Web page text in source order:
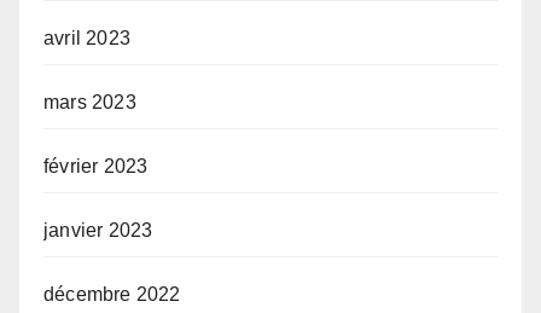
avril 2023
mars 2023
février 2023
janvier 2023
décembre 2022